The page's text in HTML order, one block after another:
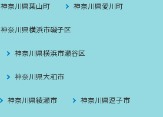
神奈川県葉山町 神奈川県愛川町
神奈川県横浜市磯子区
神奈川県横浜市瀬谷区
神奈川県大和市
神奈川県綾瀬市 神奈川県逗子市